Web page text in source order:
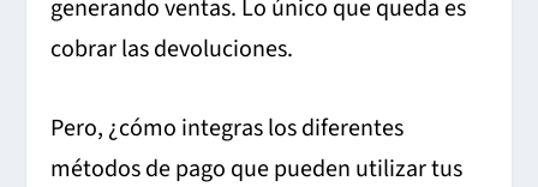
generando ventas. Lo único que queda es
cobrar las devoluciones.
Pero, ¿cómo integras los diferentes
métodos de pago que pueden utilizar tus